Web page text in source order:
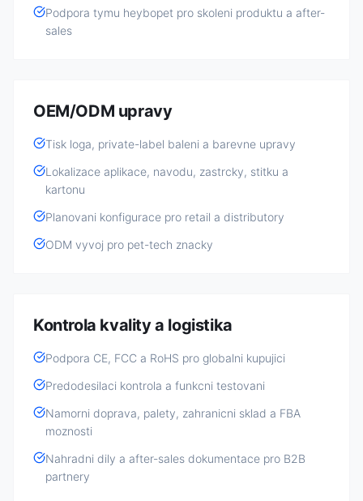
Podpora tymu heybopet pro skoleni produktu a after-
sales
OEM/ODM upravy
Tisk loga, private-label baleni a barevne upravy
Lokalizace aplikace, navodu, zastrcky, stitku a
kartonu
Planovani konfigurace pro retail a distributory
ODM vyvoj pro pet-tech znacky
Kontrola kvality a logistika
Podpora CE, FCC a RoHS pro globalni kupujici
Predodesilaci kontrola a funkcni testovani
Namorni doprava, palety, zahranicni sklad a FBA
moznosti
Nahradni dily a after-sales dokumentace pro B2B
partnery